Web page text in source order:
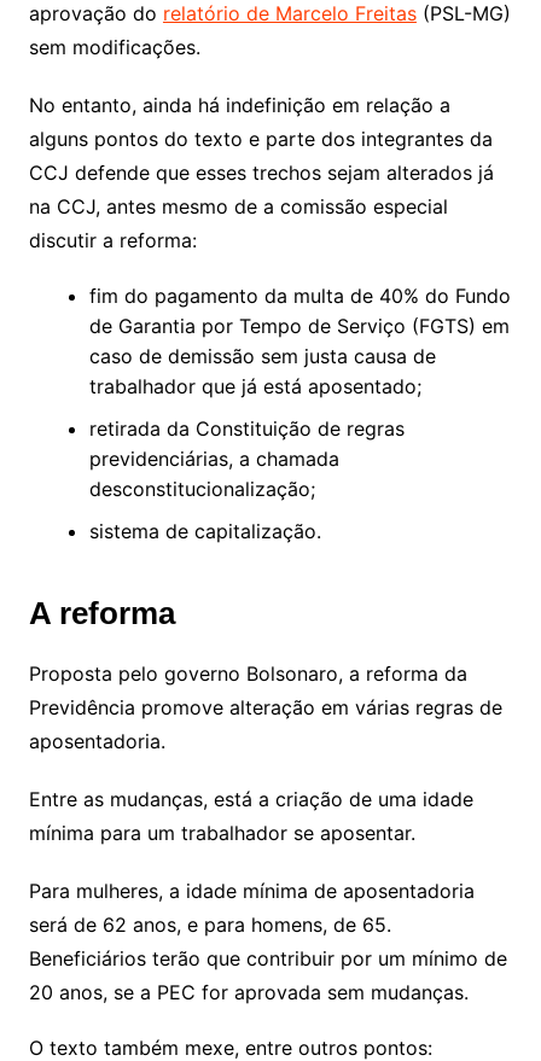
aprovação do relatório de Marcelo Freitas(PSL-MG)
sem modificações.
No entanto, ainda há indefinição em relação a
alguns pontos do texto e parte dos integrantes da
CCJ defende que esses trechos sejam alterados já
na CCJ, antes mesmo de a comissão especial
discutir a reforma:
fim do pagamento da multa de 40% do Fundo
de Garantia por Tempo de Serviço (FGTS) em
caso de demissão sem justa causa de
trabalhador que já está aposentado;
retirada da Constituição de regras
previdenciárias, a chamada
desconstitucionalização;
sistema de capitalização.
A reforma
Proposta pelo governo Bolsonaro, a reforma da
Previdência promove alteração em várias regras de
aposentadoria.
Entre as mudanças, está a criação de uma idade
mínima para um trabalhador se aposentar.
Para mulheres, a idade mínima de aposentadoria
será de 62 anos, e para homens, de 65.
Beneficiários terão que contribuir por um mínimo de
20 anos, se a PEC for aprovada sem mudanças.
O texto também mexe, entre outros pontos: